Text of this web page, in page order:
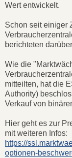
Wert entwickelt.
Schon seit einiger
berichteten
Wie die
mitteilten, hat die
Authority)
Verkauf von
Hier geht es zur
mit weiteren Infos:
https://
optionen-